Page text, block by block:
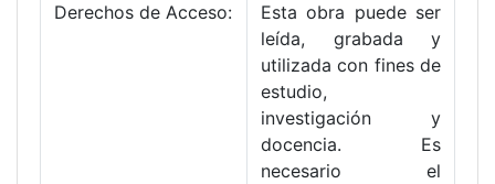
Derechos de Acceso:
Esta obra puede ser
leída, grabada y
utilizada con fines de
estudio,
investigación y
docencia. Es
necesario el